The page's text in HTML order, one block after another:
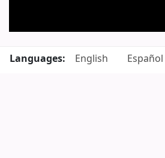
Languages:
English Español